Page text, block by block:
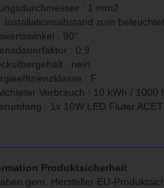
: 1 mm2
Installationsabstand zum
: 90°
: 0,9
: nein
: F
Verbrauch : 10 kWh / 1000
: 1x 10W LED Fluter
Produktsicherheit
gem. Hersteller EU-